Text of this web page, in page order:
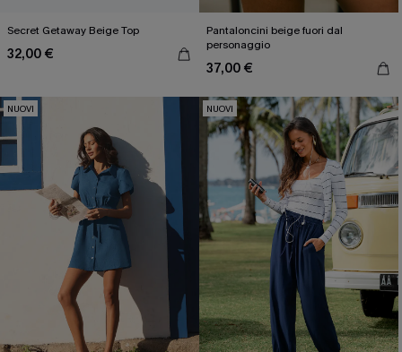
Secret Getaway Beige Top
32,00 €
Pantaloncini beige fuori dal
personaggio
37,00 €
NUOVI NUOVI